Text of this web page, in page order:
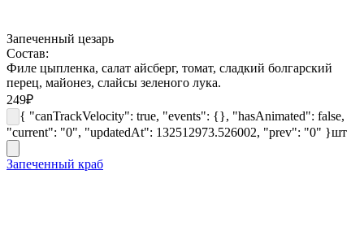
Запеченный цезарь
Состав:
Филе цыпленка, салат айсберг, томат, сладкий болгарский
перец, майонез, слайсы зеленого лука.
249₽
{ "canTrackVelocity": true, "events": {}, "hasAnimated": false,
"current": "0", "updatedAt": 132512973.526002, "prev": "0" }шт
Запеченный краб